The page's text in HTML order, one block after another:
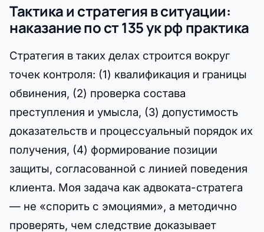
Тактика и стратегия в ситуации:
наказание по ст 135 ук рф практика
Стратегия в таких делах строится вокруг
точек контроля: (1) квалификация и границы
обвинения, (2) проверка состава
преступления и умысла, (3) допустимость
доказательств и процессуальный порядок их
получения, (4) формирование позиции
защиты, согласованной с линией поведения
клиента. Моя задача как адвоката-стратега
— не «спорить с эмоциями», а методично
проверять, чем следствие доказывает